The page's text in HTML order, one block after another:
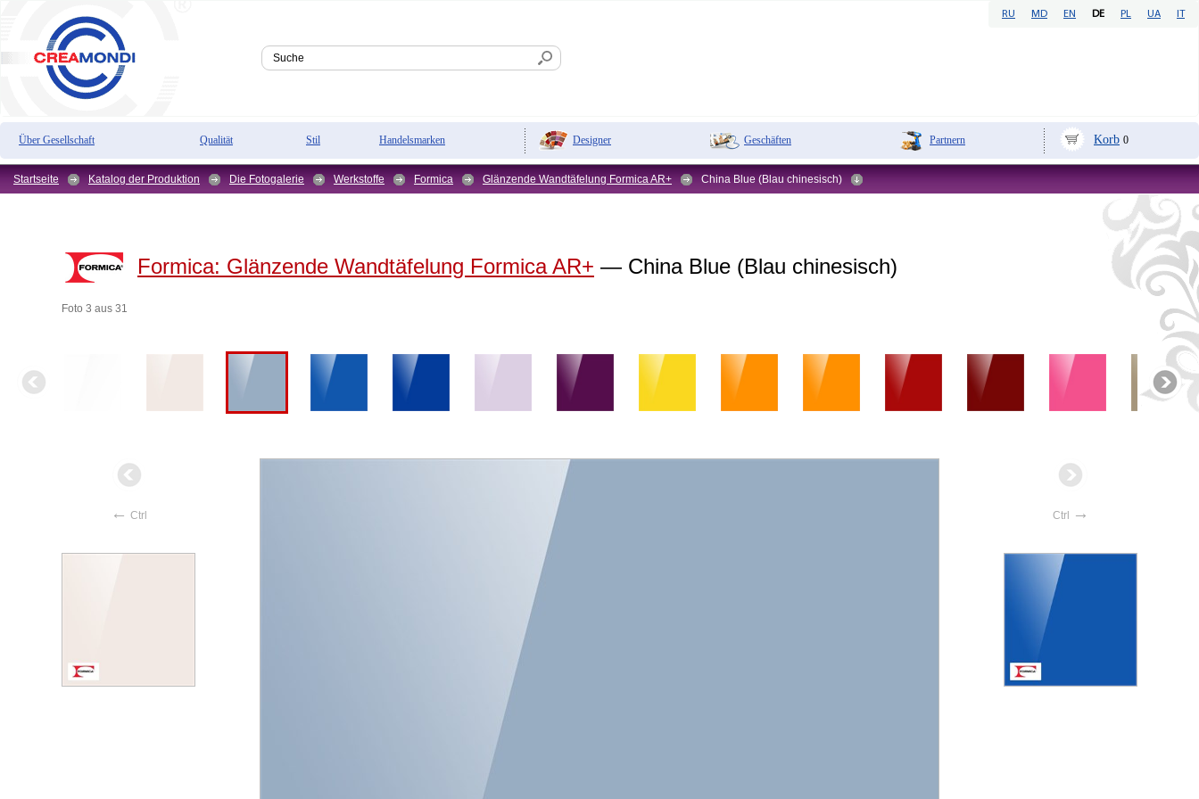
RU MD EN DE PL UA IT
Über Gesellschaft Qualität Stil Handelsmarken Designer Geschäften Partnern Korb 0
Startseite Katalog der Produktion Die Fotogalerie Werkstoffe Formica Glänzende Wandtäfelung Formica AR+ China Blue (Blau chinesisch)
Formica: Glänzende Wandtäfelung Formica AR+ — China Blue (Blau chinesisch)
Foto 3 aus 31
← Ctrl Ctrl →